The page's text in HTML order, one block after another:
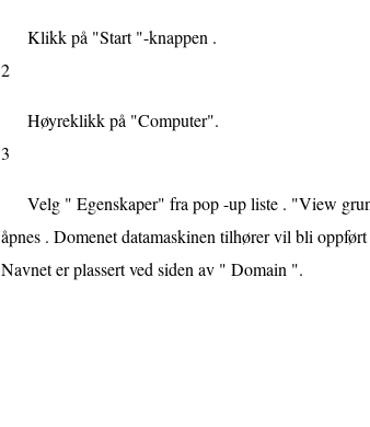
Klikk på "Start "-knappen .
2
Høyreklikk på "Computer".
3
Velg " Egenskaper" fra pop -up liste . "View
åpnes . Domenet datamaskinen tilhører vil bli
Navnet er plassert ved siden av " Domain ".